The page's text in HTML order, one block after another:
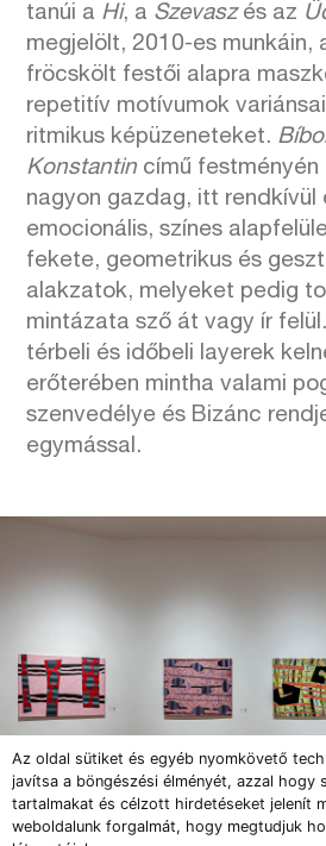
Az oldal sütiket és egyéb nyomkövető
javítsa a böngészési élményét, azzal hogy
tartalmakat és célzott hirdetéseket jelenít
weboldalunk forgalmát, hogy megtudjuk
tanúi a Hi, a Szevasz és az
megjelölt, 2010-es munkáin,
fröcskölt festői alapra
repetitív motívumok
ritmikus képüzeneteket.
Konstantin című
nagyon gazdag, itt rendkívül
emocionális, színes
fekete, geometrikus és
alakzatok, melyeket pedig
mintázata sző át vagy ír
térbeli és időbeli layerek
erőterében mintha valami
szenvedélye és Bizánc
egymással.